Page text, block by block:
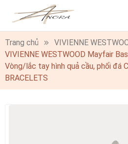
0
Trang chủ
VIVIENNE
VIVIENNE WESTWOOD Mayfair
Vòng/lắc tay hình quả cầu, phối đá
BRACELETS